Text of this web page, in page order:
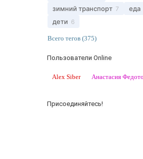
зимний транспорт 7 еда
дети 6
Всего тегов (375)
Пользователи Online
Alex Siber Анастасия
Присоединяйтесь!